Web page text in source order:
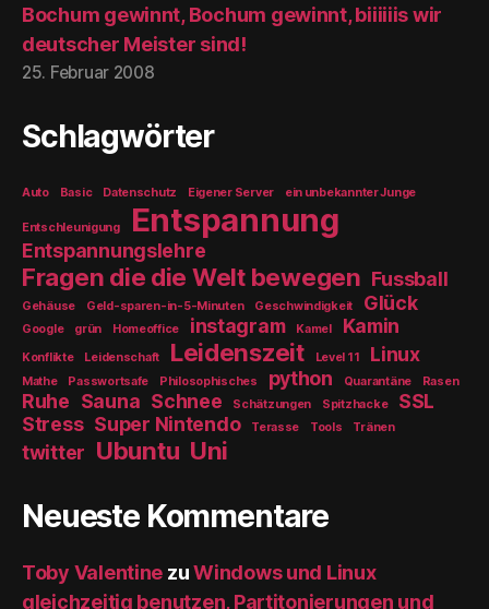
Bochum gewinnt, Bochum gewinnt, biiiiiis wir
deutscher Meister sind!
25. Februar 2008
Schlagwörter
Auto Basic Datenschutz Eigener Server ein unbekannter Junge
Entschleunigung Entspannung
Entspannungslehre
Fragen die die Welt bewegen Fussball
Gehäuse Geld-sparen-in-5-Minuten Geschwindigkeit Glück
Google grün Homeoffice instagram Kamel Kamin
Konflikte Leidenschaft Leidenszeit Level 11 Linux
Mathe Passwortsafe Philosophisches python Quarantäne Rasen
Ruhe Sauna Schnee Schätzungen Spitzhacke
SSL
Stress Super Nintendo Terasse Tools Tränen
twitter Ubuntu Uni
Neueste Kommentare
Toby Valentine zuWindows und Linux
gleichzeitig benutzen, Partitonierungen und